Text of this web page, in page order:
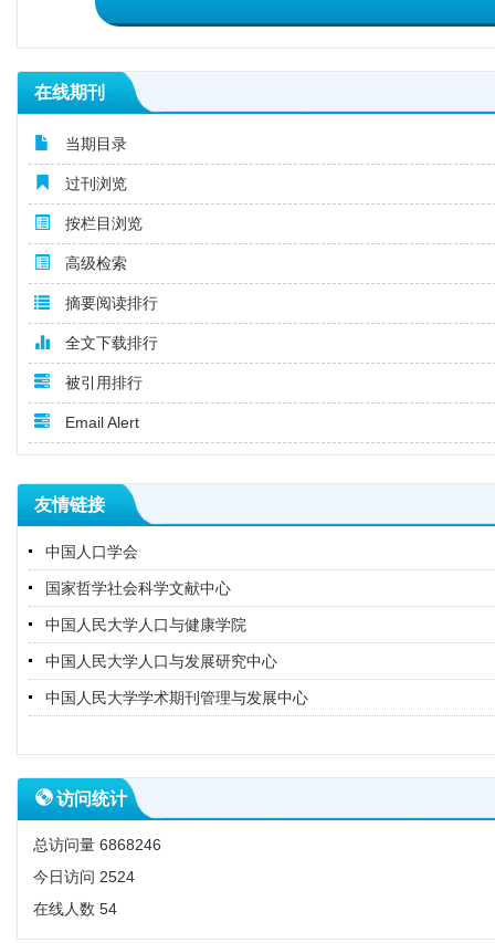
在线期刊
当期目录
过刊浏览
按栏目浏览
高级检索
摘要阅读排行
全文下载排行
被引用排行
Email Alert
友情链接
中国人口学会
国家哲学社会科学文献中心
中国人民大学人口与健康学院
中国人民大学人口与发展研究中心
中国人民大学学术期刊管理与发展中心
访问统计
总访问量 6868246
今日访问 2524
在线人数 54